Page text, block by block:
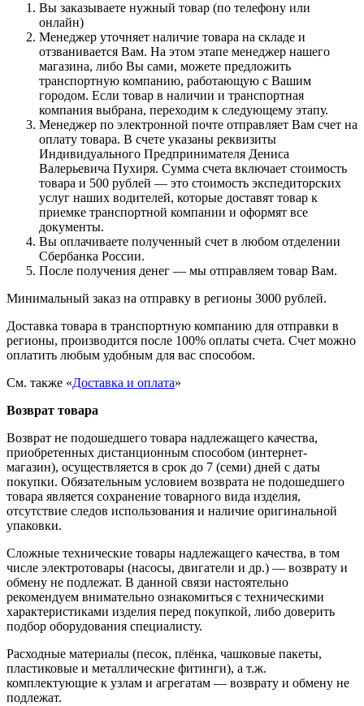
Вы заказываете нужный товар (по телефону или
онлайн)
Менеджер уточняет наличие товара на складе и
отзванивается Вам. На этом этапе менеджер нашего
магазина, либо Вы сами, можете предложить
транспортную компанию, работающую с Вашим
городом. Если товар в наличии и транспортная
компания выбрана, переходим к следующему этапу.
Менеджер по электронной почте отправляет Вам счет на
оплату товара. В счете указаны реквизиты
Индивидуального Предпринимателя Дениса
Валерьевича Пухиря. Сумма счета включает стоимость
товара и 500 рублей — это стоимость экспедиторских
услуг наших водителей, которые доставят товар к
приемке транспортной компании и оформят все
документы.
Вы оплачиваете полученный счет в любом отделении
Сбербанка России.
После получения денег — мы отправляем товар Вам.
Минимальный заказ на отправку в регионы 3000 рублей.
Доставка товара в транспортную компанию для отправки в
регионы, производится после 100% оплаты счета. Счет можно
оплатить любым удобным для вас способом.
См. также «Доставка и оплата»
Возврат товара
Возврат не подошедшего товара надлежащего качества,
приобретенных дистанционным способом (интернет-
магазин), осуществляется в срок до 7 (семи) дней с даты
покупки. Обязательным условием возврата не подошедшего
товара является сохранение товарного вида изделия,
отсутствие следов использования и наличие оригинальной
упаковки.
Сложные технические товары надлежащего качества, в том
числе электротовары (насосы, двигатели и др.) — возврату и
обмену не подлежат. В данной связи настоятельно
рекомендуем внимательно ознакомиться с техническими
характеристиками изделия перед покупкой, либо доверить
подбор оборудования специалисту.
Расходные материалы (песок, плёнка, чашковые пакеты,
пластиковые и металлические фитинги), а т.ж.
комплектующие к узлам и агрегатам — возврату и обмену не
подлежат.